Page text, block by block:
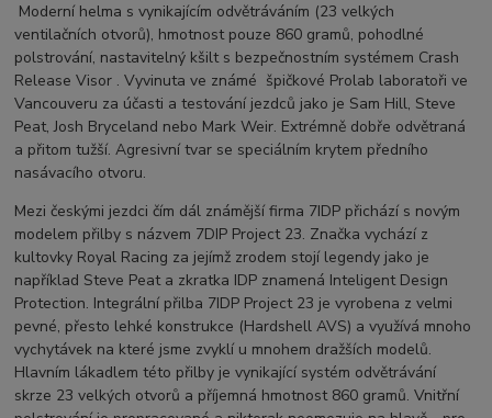
Moderní helma s vynikajícím odvětráváním (23 velkých
ventilačních otvorů), hmotnost pouze 860 gramů, pohodlné
polstrování, nastavitelný kšilt s bezpečnostním systémem Crash
Release Visor . Vyvinuta ve známé špičkové Prolab laboratoři ve
Vancouveru za účasti a testování jezdců jako je Sam Hill, Steve
Peat, Josh Bryceland nebo Mark Weir. Extrémně dobře odvětraná
a přitom tužší. Agresivní tvar se speciálním krytem předního
nasávacího otvoru.
Mezi českými jezdci čím dál známější firma 7IDP přichází s novým
modelem přilby s názvem 7DIP Project 23. Značka vychází z
kultovky Royal Racing za jejímž zrodem stojí legendy jako je
například Steve Peat a zkratka IDP znamená Inteligent Design
Protection. Integrální přilba 7IDP Project 23 je vyrobena z velmi
pevné, přesto lehké konstrukce (Hardshell AVS) a využívá mnoho
vychytávek na které jsme zvyklí u mnohem dražších modelů.
Hlavním lákadlem této přilby je vynikající systém odvětrávání
skrze 23 velkých otvorů a příjemná hmotnost 860 gramů. Vnitřní